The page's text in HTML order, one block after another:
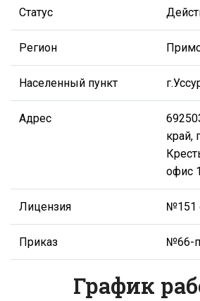
Статус
Регион
Населенный пункт
Адрес
край,
офис 1
Лицензия №151
Приказ №66-п
График